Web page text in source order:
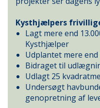
Kysthjælpers
Lagt mere end
Kysthjælper
Udplantet mere
Bidraget til
Udlagt 25
Undersøgt
genopretning af